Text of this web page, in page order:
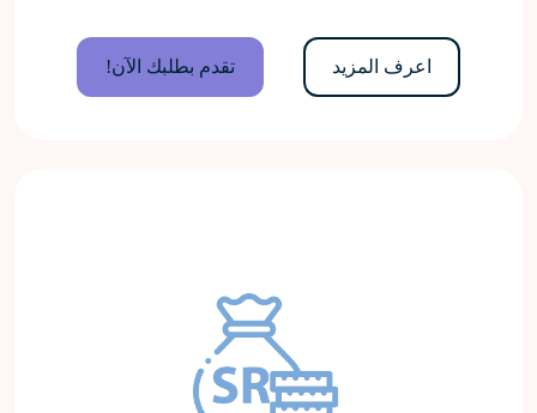
اعرف المزيد تقدم بطلبك الآن!